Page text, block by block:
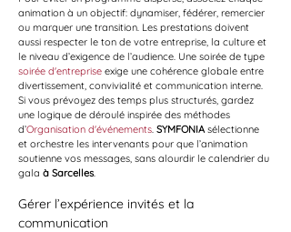
animation à un objectif: dynamiser, fédérer, remercier
ou marquer une transition. Les prestations doivent
aussi respecter le ton de votre entreprise, la culture et
le niveau d’exigence de l’audience. Une soirée de type
soirée d'entreprise exige une cohérence globale entre
divertissement, convivialité et communication interne.
Si vous prévoyez des temps plus structurés, gardez
une logique de déroulé inspirée des méthodes
d’Organisation d'événements. SYMFONIA sélectionne
et orchestre les intervenants pour que l’animation
soutienne vos messages, sans alourdir le calendrier du
gala à Sarcelles.
Gérer l’expérience invités et la
communication